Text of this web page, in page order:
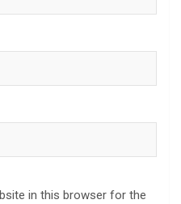
in this browser for the